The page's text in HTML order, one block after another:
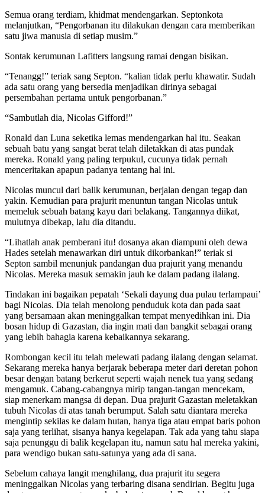
Semua orang terdiam, khidmat mendengarkan. Septonkota
melanjutkan, “Pengorbanan itu dilakukan dengan cara memberikan
satu jiwa manusia di setiap musim.”
Sontak kerumunan Lafitters langsung ramai dengan bisikan.
“Tenangg!” teriak sang Septon. “kalian tidak perlu khawatir. Sudah
ada satu orang yang bersedia menjadikan dirinya sebagai
persembahan pertama untuk pengorbanan.”
“Sambutlah dia, Nicolas Gifford!”
Ronald dan Luna seketika lemas mendengarkan hal itu. Seakan
sebuah batu yang sangat berat telah diletakkan di atas pundak
mereka. Ronald yang paling terpukul, cucunya tidak pernah
menceritakan apapun padanya tentang hal ini.
Nicolas muncul dari balik kerumunan, berjalan dengan tegap dan
yakin. Kemudian para prajurit menuntun tangan Nicolas untuk
memeluk sebuah batang kayu dari belakang. Tangannya diikat,
mulutnya dibekap, lalu dia ditandu.
“Lihatlah anak pemberani itu! dosanya akan diampuni oleh dewa
Hades setelah menawarkan diri untuk dikorbankan!” teriak si
Septon sambil menunjuk pandangan dua prajurit yang menandu
Nicolas. Mereka masuk semakin jauh ke dalam padang ilalang.
Tindakan ini bagaikan pepatah ‘Sekali dayung dua pulau terlampaui’
bagi Nicolas. Dia telah menolong penduduk kota dan pada saat
yang bersamaan akan meninggalkan tempat menyedihkan ini. Dia
bosan hidup di Gazastan, dia ingin mati dan bangkit sebagai orang
yang lebih bahagia karena kebaikannya sekarang.
Rombongan kecil itu telah melewati padang ilalang dengan selamat.
Sekarang mereka hanya berjarak beberapa meter dari deretan pohon
besar dengan batang berkerut seperti wajah nenek tua yang sedang
mengamuk. Cabang-cabangnya mirip tangan-tangan mencekam,
siap menerkam mangsa di depan. Dua prajurit Gazastan meletakkan
tubuh Nicolas di atas tanah berumput. Salah satu diantara mereka
mengintip sekilas ke dalam hutan, hanya tiga atau empat baris pohon
saja yang terlihat, sisanya hanya kegelapan. Tak ada yang tahu siapa
saja penunggu di balik kegelapan itu, namun satu hal mereka yakini,
para wendigo bukan satu-satunya yang ada di sana.
Sebelum cahaya langit menghilang, dua prajurit itu segera
meninggalkan Nicolas yang terbaring disana sendirian. Begitu juga